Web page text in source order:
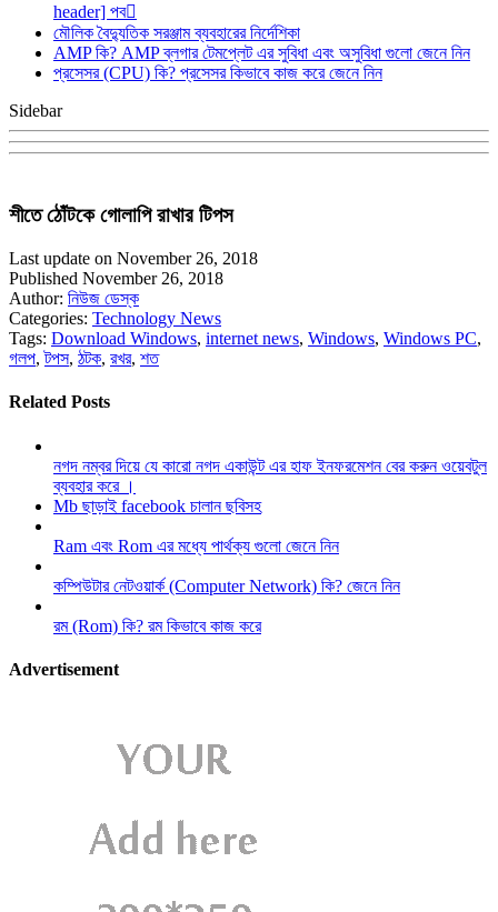
header] পব
মৌলিক বৈদ্যুতিক সরঞ্জাম ব্যবহারের নির্দেশিকা
AMP কি? AMP ব্লগার টেমপ্লেট এর সুবিধা এবং অসুবিধা গুলো জেনে নিন
প্রসেসর (CPU) কি? প্রসেসর কিভাবে কাজ করে জেনে নিন
Sidebar
শীতে ঠোঁটকে গোলাপি রাখার টিপস
Last update on November 26, 2018
Published November 26, 2018
Author: নিউজ ডেস্ক
Categories: Technology News
Tags: Download Windows, internet news, Windows, Windows PC,
গলপ,টপস, ঠটক, রখর, শত
Related Posts
নগদ নম্বর দিয়ে যে কারো নগদ একাউন্ট এর হাফ ইনফরমেশন বের করুন ওয়েবটুল
ব্যবহার করে ।
Mb ছাড়াই facebook চালান ছবিসহ
Ram এবং Rom এর মধ্যে পার্থক্য গুলো জেনে নিন
কম্পিউটার নেটওয়ার্ক (Computer Network) কি? জেনে নিন
রম (Rom) কি? রম কিভাবে কাজ করে
Advertisement